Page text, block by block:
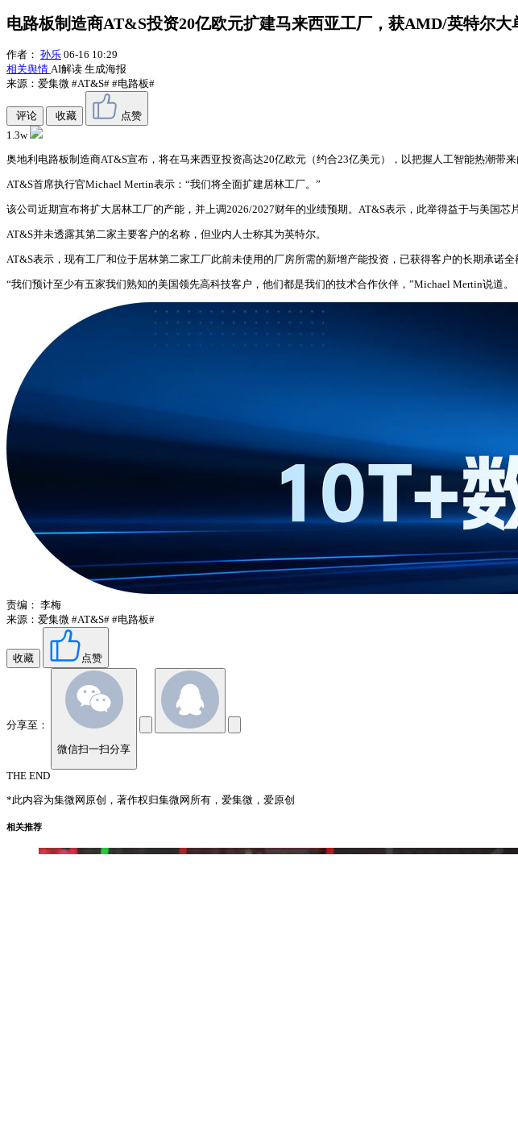
电路板制造商AT&S投资20亿欧元扩建马来西亚工厂，获AMD/英特尔大
作者： 孙乐 06-16 10:29
相关舆情 AI解读 生成海报
来源：爱集微 #AT&S# #电路板#
评论 收藏
点赞
1.3w
奥地利电路板制造商AT&S宣布，将在马来西亚投资高达20亿欧元（约合23亿美元），以把握人工智能热潮带来
AT&S首席执行官Michael Mertin表示：“我们将全面扩建居林工厂。”
该公司近期宣布将扩大居林工厂的产能，并上调2026/2027财年的业绩预期。AT&S表示，此举得益于与美国
AT&S并未透露其第二家主要客户的名称，但业内人士称其为英特尔。
AT&S表示，现有工厂和位于居林第二家工厂此前未使用的厂房所需的新增产能投资，已获得客户的长期承诺全
“我们预计至少有五家我们熟知的美国领先高科技客户，他们都是我们的技术合作伙伴，”Michael Mertin说道。
责编： 李梅
来源：爱集微 #AT&S# #电路板#
收藏 点赞
分享至：
微信扫一扫分享
THE END
*此内容为集微网原创，著作权归集微网所有，爱集微，爱原创
相关推荐